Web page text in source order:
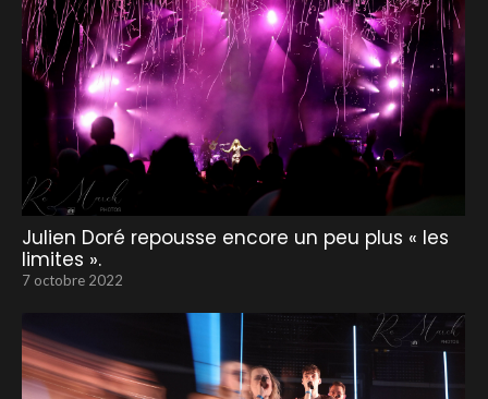
Julien Doré repousse encore un peu plus « les
limites ».
7 octobre 2022